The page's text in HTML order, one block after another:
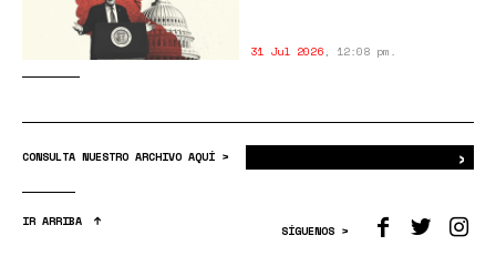
31 Jul 2026, 12:08 pm.
CONSULTA NUESTRO ARCHIVO AQUÍ > ›
IR ARRIBA
SÍGUENOS >